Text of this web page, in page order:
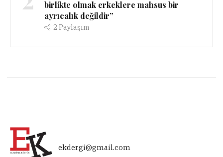
birlikte olmak erkeklere mahsus bir
ayrıcalık değildir”
2 Paylaşım
ekdergi@gmail.com